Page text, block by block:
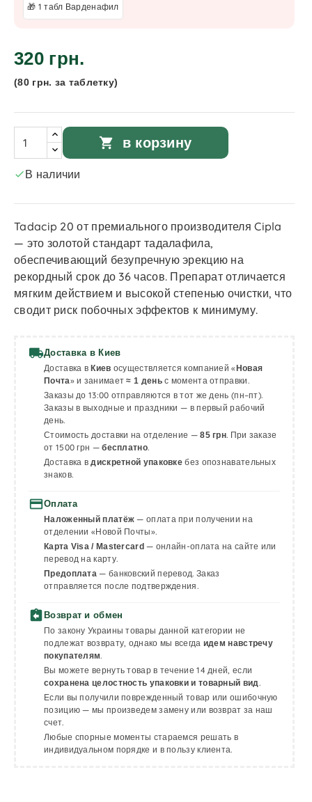
🎁 1 табл Варденафил
320 грн.
(80 грн. за таблетку)
shopping_cart в корзину
В наличии
Tadacip 20 от премиального производителя Cipla
— это золотой стандарт тадалафила,
обеспечивающий безупречную эрекцию на
рекордный срок до 36 часов. Препарат отличается
мягким действием и высокой степенью очистки, что
сводит риск побочных эффектов к минимуму.
local_shippingДоставка в Киев
Доставка вКиев осуществляется компанией « Новая
Почта» и занимает≈ 1 деньс момента отправки.
Заказы до 13:00 отправляются в тот же день (пн–пт).
Заказы в выходные и праздники — в первый рабочий
день.
Стоимость доставки на отделение —85 грн. При заказе
от 1500 грн —бесплатно.
Доставка вдискретной упаковке без опознавательных
знаков.
paymentОплата
Наложенный платёж — оплата при получении на
отделении «Новой Почты».
Карта Visa / Mastercard— онлайн-оплата на сайте или
перевод на карту.
Предоплата — банковский перевод. Заказ
отправляется после подтверждения.
assignment_return Возврат и обмен
По закону Украины товары данной категории не
подлежат возврату, однако мы всегда идем навстречу
покупателям.
Вы можете вернуть товар в течение 14 дней, если
сохранена целостность упаковки и товарный вид.
Если вы получили поврежденный товар или ошибочную
позицию — мы произведем замену или возврат за наш
счет.
Любые спорные моменты стараемся решать в
индивидуальном порядке и в пользу клиента.